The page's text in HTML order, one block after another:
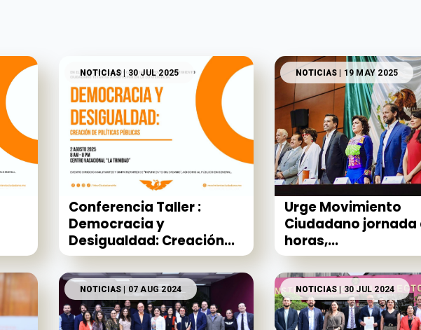
NOTICIAS| 30 JUL 2025
Conferencia Taller :
Democracia y
Desigualdad: Creación...
NOTICIAS | 19 MAY 2025
Urge Movimiento
Ciudadano jornada
horas,...
NOTICIAS | 07 AUG 2024 NOTICIAS| 30 JUL 2024